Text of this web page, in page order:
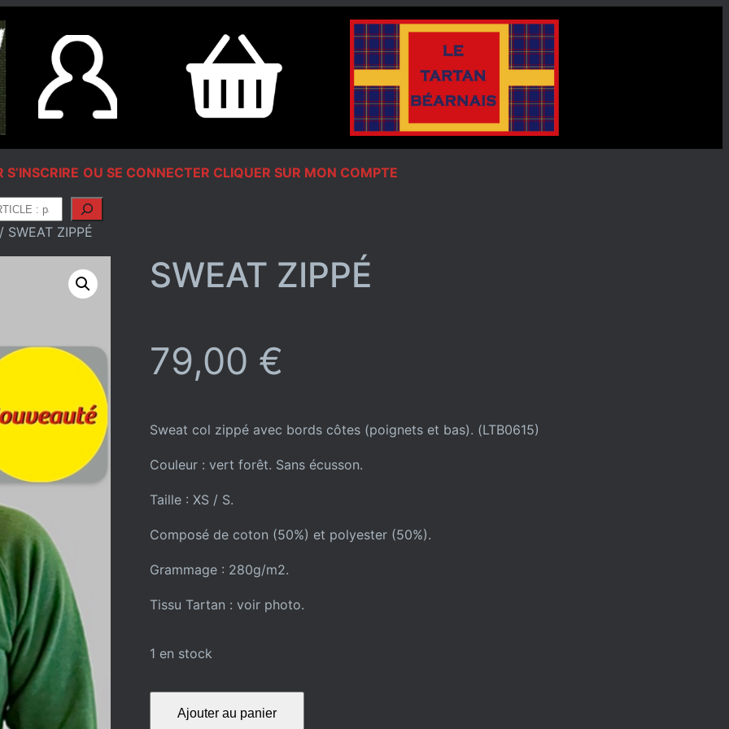
S’INSCRIRE OU SE CONNECTER CLIQUER SUR MON COMPTE
/ SWEAT ZIPPÉ
SWEAT ZIPPÉ
79,00 €
Sweat col zippé avec bords côtes (poignets et bas). (LTB0615)
Couleur : vert forêt. Sans écusson.
Taille : XS / S.
Composé de coton (50%) et polyester (50%).
Grammage : 280g/m2.
Tissu Tartan : voir photo.
1 en stock
Ajouter au panier